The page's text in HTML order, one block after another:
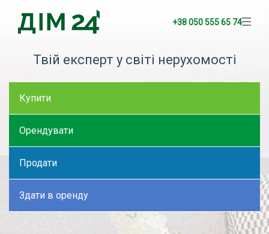
+38 050 555 65 74
Твій експерт у світі нерухомості
Купити
Орендувати
Продати
Здати в оренду